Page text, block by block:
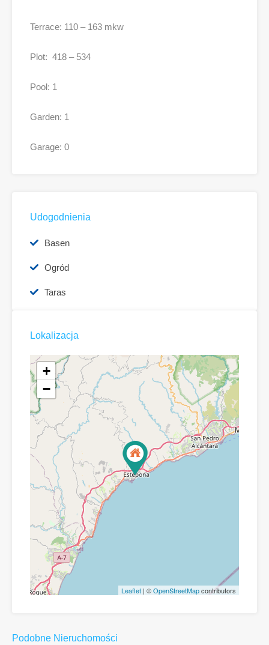
Terrace: 110 – 163 mkw
Plot: 418 – 534
Pool: 1
Garden: 1
Garage: 0
Udogodnienia
Basen
Ogród
Taras
Lokalizacja
+
−
Leaflet | ©OpenStreetMapcontributors
Podobne Nieruchomości